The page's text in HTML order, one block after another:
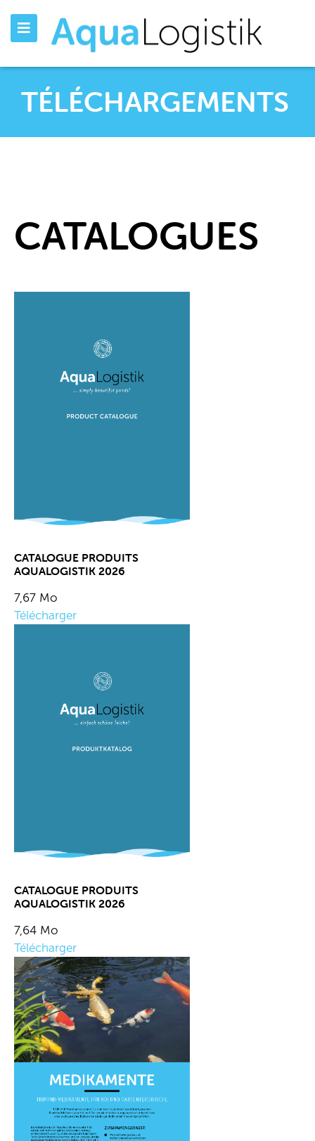
TÉLÉCHARGEMENTS
CATALOGUES
CATALOGUE PRODUITS
AQUALOGISTIK 2026
7,67 Mo
Télécharger
CATALOGUE PRODUITS
AQUALOGISTIK 2026
7,64 Mo
Télécharger